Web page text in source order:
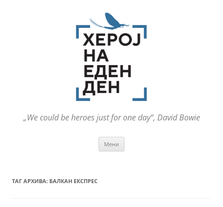
„We could be heroes just for one day“, David Bowie
Мени
ТАГ АРХИВА: БАЛКАН ЕКСПРЕС